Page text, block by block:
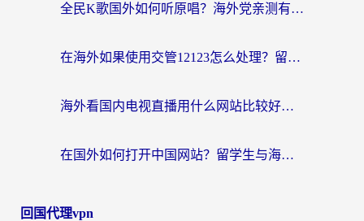
全民K歌国外如何听原唱？海外党亲测有效的回国加速器选择指南
在海外如果使用交管12123怎么处理？留学生亲测有效的回国加速方案
海外看国内电视直播用什么网站比较好？一篇解决你所有追剧难题的实用指南
在国外如何打开中国网站？留学生与海外华人的无缝访问指南
回国代理vpn